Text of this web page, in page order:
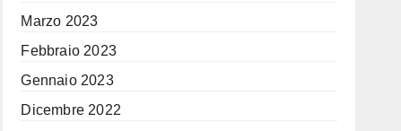
Marzo 2023
Febbraio 2023
Gennaio 2023
Dicembre 2022